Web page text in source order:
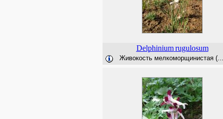
Delphinium rugulosum
Живокость мелкоморщинистая